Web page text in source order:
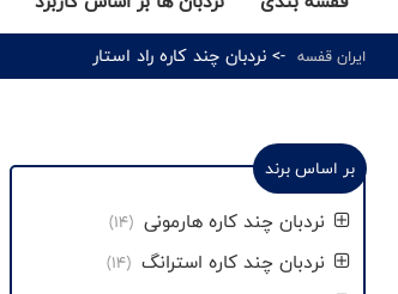
ایران قفسه -> نردبان چند کاره راد استار
بر اساس برند
نردبان چند کاره هارمونی (14)
نردبان چند کاره استرانگ (14)